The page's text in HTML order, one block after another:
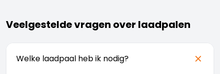
Veelgestelde vragen over laadpalen
Welke laadpaal heb ik nodig?